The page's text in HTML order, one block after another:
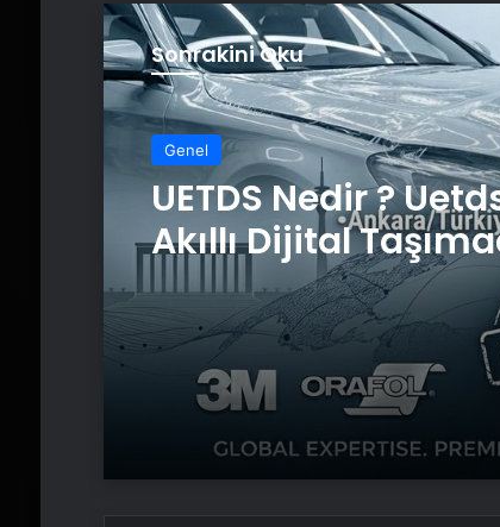
Sonrakini Oku
Genel
UETDS Nedir ?
Akıllı Dijital
Yazılımı